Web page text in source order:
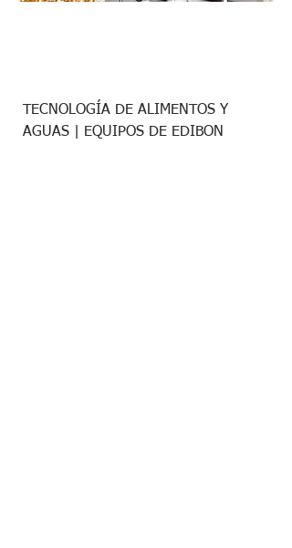
TECNOLOGÍA DE ALIMENTOS Y
AGUAS | EQUIPOS DE EDIBON